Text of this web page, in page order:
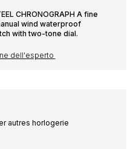
CHRONOGRAPH A fine
wind waterproof
with two-tone dial.
dell'esperto
autres horlogerie